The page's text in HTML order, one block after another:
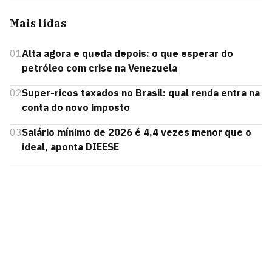
Mais lidas
01Alta agora e queda depois: o que esperar do
petróleo com crise na Venezuela
02Super-ricos taxados no Brasil: qual renda entra na
conta do novo imposto
03Salário mínimo de 2026 é 4,4 vezes menor que o
ideal, aponta DIEESE